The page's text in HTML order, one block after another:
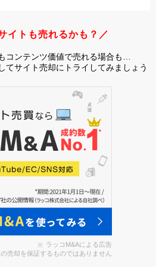
イトも売れるかも？／
コンテンツ価値で売れる場合も…
てサイト売却にトライしてみましょう
ラッコM&Aによる広告
売却を保証するものではありません